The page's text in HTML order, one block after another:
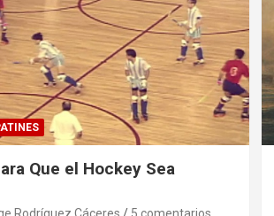
Que el Hockey Sea
Rodríguez Cáceres 5 comentarios